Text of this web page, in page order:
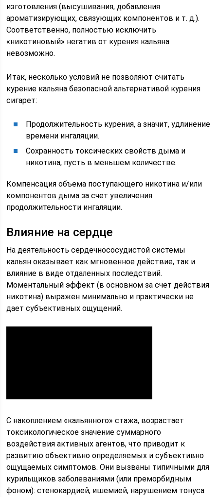
изготовления (высушивания, добавления
ароматизирующих, связующих компонентов и т. д.).
Соответственно, полностью исключить
«никотиновый» негатив от курения кальяна
невозможно.
Итак, несколько условий не позволяют считать
курение кальяна безопасной альтернативой курения
сигарет:
Продолжительность курения, а значит, удлинение
времени ингаляции.
Сохранность токсических свойств дыма и
никотина, пусть в меньшем количестве.
Компенсация объема поступающего никотина и/или
компонентов дыма за счет увеличения
продолжительности ингаляции.
Влияние на сердце
На деятельность сердечнососудистой системы
кальян оказывает как мгновенное действие, так и
влияние в виде отдаленных последствий.
Моментальный эффект (в основном за счет действия
никотина) выражен минимально и практически не
дает субъективных ощущений.
С накоплением «кальянного» стажа, возрастает
токсикологическое значение суммарного
воздействия активных агентов, что приводит к
развитию объективно определяемых и субъективно
ощущаемых симптомов. Они вызваны типичными для
курильщиков заболеваниями (или преморбидным
фоном): стенокардией, ишемией, нарушением тонуса